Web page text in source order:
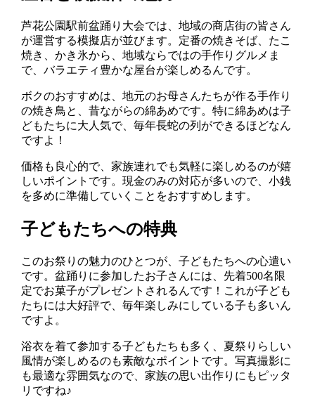
芦花公園駅前盆踊り大会では、地域の商店街の皆さん
が運営する模擬店が並びます。定番の焼きそば、たこ
焼き、かき氷から、地域ならではの手作りグルメま
で、バラエティ豊かな屋台が楽しめるんです。
ボクのおすすめは、地元のお母さんたちが作る手作り
の焼き鳥と、昔ながらの綿あめです。特に綿あめは子
どもたちに大人気で、毎年長蛇の列ができるほどなん
ですよ！
価格も良心的で、家族連れでも気軽に楽しめるのが嬉
しいポイントです。現金のみの対応が多いので、小銭
を多めに準備していくことをおすすめします。
子どもたちへの特典
このお祭りの魅力のひとつが、子どもたちへの心遣い
です。盆踊りに参加したお子さんには、先着500名限
定でお菓子がプレゼントされるんです！これが子ども
たちには大好評で、毎年楽しみにしている子も多いん
ですよ。
浴衣を着て参加する子どもたちも多く、夏祭りらしい
風情が楽しめるのも素敵なポイントです。写真撮影に
も最適な雰囲気なので、家族の思い出作りにもピッタ
リですね♪